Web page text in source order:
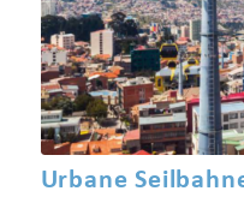
Urbane